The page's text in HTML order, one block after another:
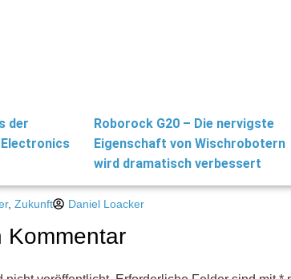
der
Roborock G20 – Die nervigste
Eigenschaft von Wischrobotern
wird dramatisch verbessert
, Zukunft Daniel Loacker
Kommentar